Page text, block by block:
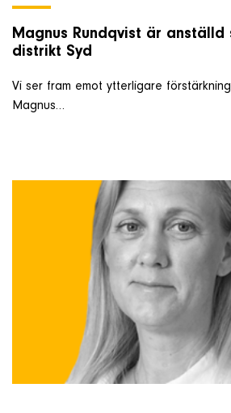
Magnus Rundqvist är
distrikt Syd
Vi ser fram emot ytterligare
Magnus…